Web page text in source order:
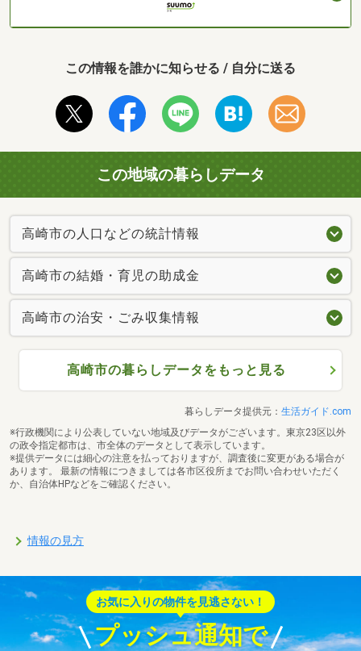
この情報を誰かに知らせる / 自分に送る
この地域の暮らしデータ
高崎市の人口などの統計情報
高崎市の結婚・育児の助成金
高崎市の治安・ごみ収集情報
高崎市の暮らしデータをもっと見る
暮らしデータ提供元： 生活ガイド.com
※行政機関により公表していない地域及びデータがございます。東京23区以外
の政令指定都市は、市全体のデータとして表示しています。
※提供データには細心の注意を払っておりますが、調査後に変更がある場合が
あります。 最新の情報につきましては各市区役所までお問い合わせいただく
か、自治体HPなどをご確認ください。
情報の見方
お気に入りの物件を見逃さない！
プッシュ通知で